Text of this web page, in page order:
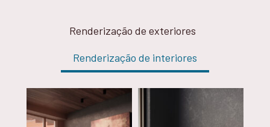
Renderização de exteriores
Renderização de interiores